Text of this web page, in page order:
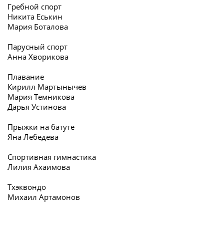
Гребной спорт
Никита Еськин
Мария Боталова
Парусный спорт
Анна Хворикова
Плавание
Кирилл Мартынычев
Мария Темникова
Дарья Устинова
Прыжки на батуте
Яна Лебедева
Спортивная гимнастика
Лилия Ахаимова
Тхэквондо
Михаил Артамонов